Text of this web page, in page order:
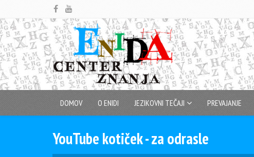
DOMOV O ENIDI JEZIKOVNI TEČAJI PREVAJANJE
YouTube kotiček - za odrasle